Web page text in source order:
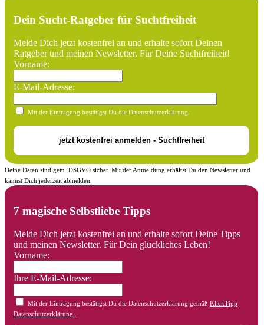
Dein Sucht-Ratgeber für Suchtfreiheit
Melde Dich jetzt kostenfrei an und erhalte sofort Deinen
Ratgeber und meinen Newsletter. Für Deine Suchtfreiheit!
Vorname:
E-Mail-Adresse:
Mit der Eintragung bestätigst Du die Datenschutzerklärung.
Deine Daten sind gem. DSGVO sicher. Mit der Anmeldung erhältst Du den Newsletter und
kannst Dich jederzeit abmelden.
7 magische Selbstliebe Tipps
Melde Dich jetzt kostenfrei an und erhalte sofort Deine Tipps
und meinen Newsletter. Für Dein glückliches Leben!
Vorname:
Ihre E-Mail-Adresse:
Mit der Eintragung bestätigst Du die Datenschutzerklärung gemäß KlickTipp
Datenschutzerklärung